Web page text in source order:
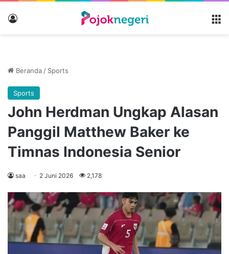
Beranda / Sports
Sports
John Herdman Ungkap Alasan
Panggil Matthew Baker ke
Timnas Indonesia Senior
saa 2 Juni 2026 2,178